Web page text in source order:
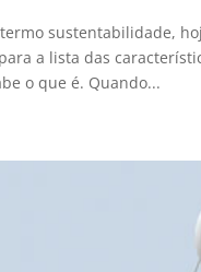
sustentabilidade,
a lista das
o que é. Quando...